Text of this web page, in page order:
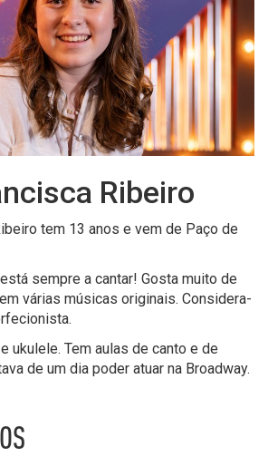
Ribeiro
tem 13 anos e vem de Paço de
sempre a cantar! Gosta muito de
várias músicas originais. Considera-
ukulele. Tem aulas de canto e de
de um dia poder atuar na Broadway.